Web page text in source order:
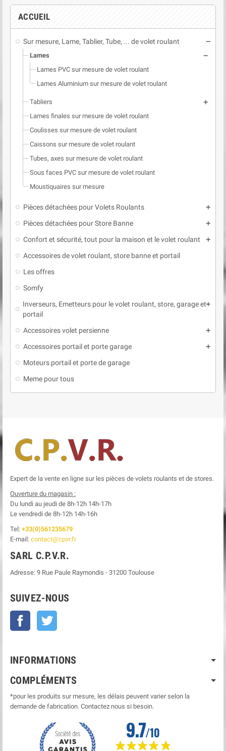
ACCUEIL
Sur mesure, Lame, Tablier, Tube, ... de volet roulant remove
Lames remove
Lames PVC sur mesure de volet roulant
Lames Aluminium sur mesure de volet roulant
Tabliers add
Lames finales sur mesure de volet roulant
Coulisses sur mesure de volet roulant
Caissons sur mesure de volet roulant
Tubes, axes sur mesure de volet roulant
Sous faces PVC sur mesure de volet roulant
Moustiquaires sur mesure
Pièces détachées pour Volets Roulants add
Pièces détachées pour Store Banne add
Confort et sécurité, tout pour la maison et le volet roulant add
Accessoires de volet roulant, store banne et portail
Les offres
Somfy
Inverseurs, Emetteurs pour le volet roulant, store, garage et
portail
add
Accessoires volet persienne add
Accessoires portail et porte garage add
Moteurs portail et porte de garage
Meme pour tous
Expert de la vente en ligne sur les pièces de volets roulants et de stores.
Ouverture du magasin :
Du lundi au jeudi de 8h-12h 14h-17h
Le vendredi de 8h-12h 14h-16h
Tel: +33(0)561235679
E-mail: contact@cpvr.fr
SARL C.P.V.R.
Adresse: 9 Rue Paule Raymondis - 31200 Toulouse
SUIVEZ-NOUS
Facebook
INFORMATIONS
COMPLÉMENTS
*pour les produits sur mesure, les délais peuvent varier selon la
demande de fabrication. Contactez nous si besoin.